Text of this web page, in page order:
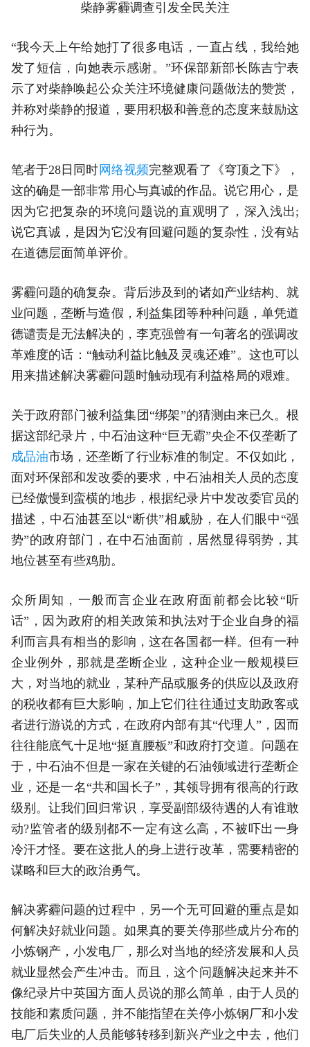
柴静雾霾调查引发全民关注
“我今天上午给她打了很多电话，一直占线，我给她
发了短信，向她表示感谢。”环保部新部长陈吉宁表
示了对柴静唤起公众关注环境健康问题做法的赞赏，
并称对柴静的报道，要用积极和善意的态度来鼓励这
种行为。
笔者于28日同时 网络视频完整观看了《穹顶之下》，
这的确是一部非常用心与真诚的作品。说它用心，是
因为它把复杂的环境问题说的直观明了，深入浅出;
说它真诚，是因为它没有回避问题的复杂性，没有站
在道德层面简单评价。
雾霾问题的确复杂。背后涉及到的诸如产业结构、就
业问题，垄断与造假，利益集团等种种问题，单凭道
德谴责是无法解决的，李克强曾有一句著名的强调改
革难度的话：“触动利益比触及灵魂还难”。这也可以
用来描述解决雾霾问题时触动现有利益格局的艰难。
关于政府部门被利益集团“绑架”的猜测由来已久。根
据这部纪录片，中石油这种“巨无霸”央企不仅垄断了
成品油市场，还垄断了行业标准的制定。不仅如此，
面对环保部和发改委的要求，中石油相关人员的态度
已经傲慢到蛮横的地步，根据纪录片中发改委官员的
描述，中石油甚至以“断供”相威胁，在人们眼中“强
势”的政府部门，在中石油面前，居然显得弱势，其
地位甚至有些鸡肋。
众所周知，一般而言企业在政府面前都会比较“听
话”，因为政府的相关政策和执法对于企业自身的福
利而言具有相当的影响，这在各国都一样。但有一种
企业例外，那就是垄断企业，这种企业一般规模巨
大，对当地的就业，某种产品或服务的供应以及政府
的税收都有巨大影响，加上它们往往通过支助政客或
者进行游说的方式，在政府内部有其“代理人”，因而
往往能底气十足地“挺直腰板”和政府打交道。问题在
于，中石油不但是一家在关键的石油领域进行垄断企
业，还是一名“共和国长子”，其领导拥有很高的行政
级别。让我们回归常识，享受副部级待遇的人有谁敢
动?监管者的级别都不一定有这么高，不被吓出一身
冷汗才怪。要在这批人的身上进行改革，需要精密的
谋略和巨大的政治勇气。
解决雾霾问题的过程中，另一个无可回避的重点是如
何解决好就业问题。如果真的要关停那些成片分布的
小炼钢产，小发电厂，那么对当地的经济发展和人员
就业显然会产生冲击。而且，这个问题解决起来并不
像纪录片中英国方面人员说的那么简单，由于人员的
技能和素质问题，并不能指望在关停小炼钢厂和小发
电厂后失业的人员能够转移到新兴产业之中去，他们